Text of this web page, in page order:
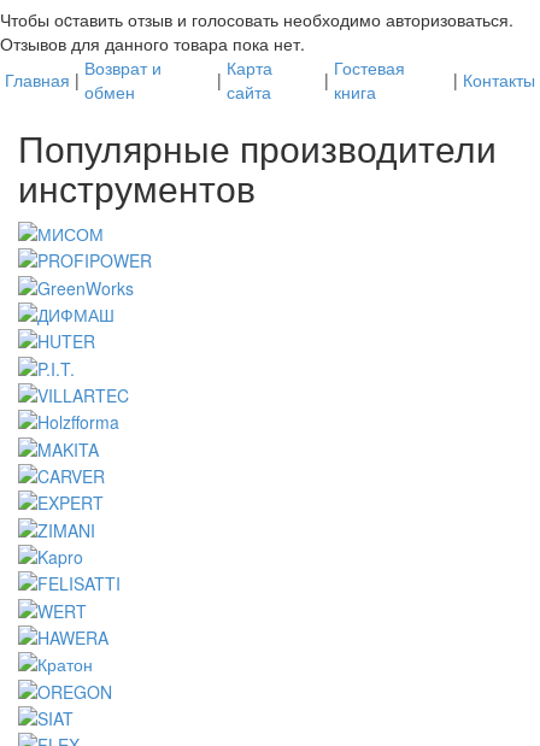
Чтобы оcтавить отзыв и голосовать необходимо авторизоваться.
Отзывов для данного товара пока нет.
Главная | Возврат и
обмен
| Карта
сайта
| Гостевая
книга
| Контакты
Популярные производители
инструментов